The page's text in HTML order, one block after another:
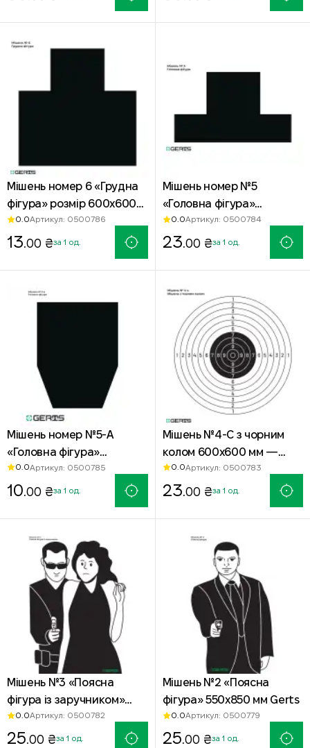
Мішень номер 6 «Грудна
фігура» розмір 600х600
мм чорна — офсетний
папір
0.0Артикул: 0500786
13.00 ₴за 1 од.
Мішень номер №5
«Головна фігура»
320х400 мм чорна —
офсетний папір
0.0Артикул: 0500784
23.00 ₴за 1 од.
Мішень номер №5-А
«Головна фігура»
320х400 мм чорна —
офсетний папір
0.0Артикул: 0500785
10 .00 ₴за 1 од.
Мішень №4-С з чорним
колом 600х600 мм —
офсетний папір
0.0Артикул: 0500783
23 .00 ₴за 1 од.
Мішень №3 «Поясна
фігура із заручником»
700х950 мм чорна —
офсетний папір
0.0Артикул: 0500782
25.00 ₴за 1 од.
Мішень №2 «Поясна
фігура» 550х850 мм Gerts
0.0Артикул: 0500779
25.00 ₴за 1 од.